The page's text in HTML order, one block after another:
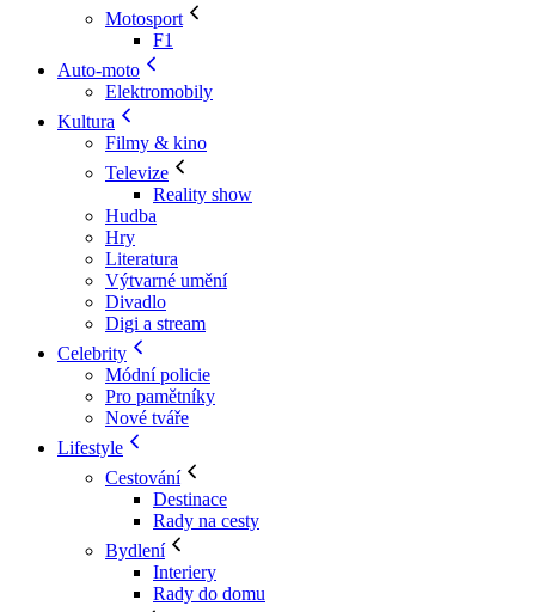
Motosport
F1
Auto-moto
Elektromobily
Kultura
Filmy & kino
Televize
Reality show
Hudba
Hry
Literatura
Výtvarné umění
Divadlo
Digi a stream
Celebrity
Módní policie
Pro pamětníky
Nové tváře
Lifestyle
Cestování
Destinace
Rady na cesty
Bydlení
Interiery
Rady do domu